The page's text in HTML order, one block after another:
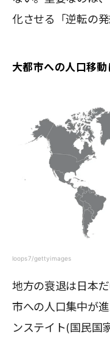
化させる「逆転の発
大都市への人口移
loops7/gettyimages
地方の衰退は日本
市への人口集中が
ンステイト(国民国